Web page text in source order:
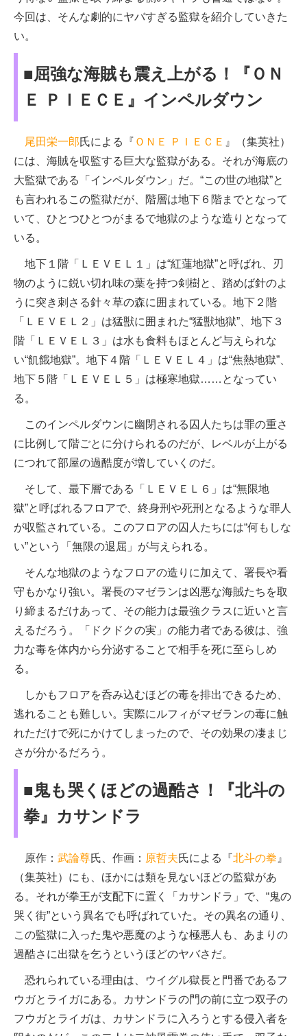
今回は、そんな劇的にヤバすぎる監獄を紹介していきた
い。
■屈強な海賊も震え上がる！『ＯＮ
Ｅ ＰＩＥＣＥ』インペルダウン
尾田栄一郎氏による『 ＯＮＥ ＰＩＥＣＥ 』（集英社）
には、海賊を収監する巨大な監獄がある。それが海底の
大監獄である「インペルダウン」だ。“この世の地獄”と
も言われるこの監獄だが、階層は地下６階までとなって
いて、ひとつひとつがまるで地獄のような造りとなって
いる。
地下１階「ＬＥＶＥＬ１」は“紅蓮地獄”と呼ばれ、刃
物のように鋭い切れ味の葉を持つ剣樹と、踏めば針のよ
うに突き刺さる針々草の森に囲まれている。地下２階
「ＬＥＶＥＬ２」は猛獣に囲まれた“猛獣地獄”、地下３
階「ＬＥＶＥＬ３」は水も食料もほとんど与えられな
い“飢餓地獄”。地下４階「ＬＥＶＥＬ４」は“焦熱地獄”、
地下５階「ＬＥＶＥＬ５」は極寒地獄……となってい
る。
このインペルダウンに幽閉される囚人たちは罪の重さ
に比例して階ごとに分けられるのだが、レベルが上がる
につれて部屋の過酷度が増していくのだ。
そして、最下層である「ＬＥＶＥＬ６」は“無限地
獄”と呼ばれるフロアで、終身刑や死刑となるような罪人
が収監されている。このフロアの囚人たちには“何もしな
い”という「無限の退屈」が与えられる。
そんな地獄のようなフロアの造りに加えて、署長や看
守もかなり強い。署長のマゼランは凶悪な海賊たちを取
り締まるだけあって、その能力は最強クラスに近いと言
えるだろう。「ドクドクの実」の能力者である彼は、強
力な毒を体内から分泌することで相手を死に至らしめ
る。
しかもフロアを呑み込むほどの毒を排出できるため、
逃れることも難しい。実際にルフィがマゼランの毒に触
れただけで死にかけてしまったので、その効果の凄まじ
さが分かるだろう。
■鬼も哭くほどの過酷さ！『北斗の
拳』カサンドラ
原作： 武論尊氏、作画： 原哲夫氏による『北斗の拳 』
（集英社）にも、ほかには類を見ないほどの監獄があ
る。それが拳王が支配下に置く「カサンドラ」で、“鬼の
哭く街”という異名でも呼ばれていた。その異名の通り、
この監獄に入った鬼や悪魔のような極悪人も、あまりの
過酷さに出獄を乞うというほどのヤバさだ。
恐れられている理由は、ウイグル獄長と門番であるフ
ウガとライガにある。カサンドラの門の前に立つ双子の
フウガとライガは、カサンドラに入ろうとする侵入者を